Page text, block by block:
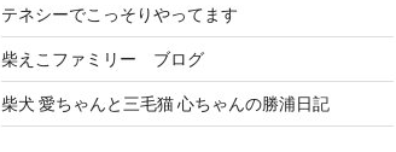
テネシーでこっそりやってます
柴えこファミリー ブログ
柴犬 愛ちゃんと三毛猫 心ちゃんの勝浦日記